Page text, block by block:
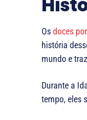
Osdoces
história
mundo e
Durante a
tempo, eles